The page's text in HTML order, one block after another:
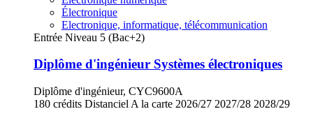
Électronique
Electronique, informatique, télécommunication
Entrée Niveau 5 (Bac+2)
Diplôme d'ingénieur Systèmes électroniques
Diplôme d'ingénieur, CYC9600A
180 crédits Distanciel A la carte 2026/27 2027/28 2028/29